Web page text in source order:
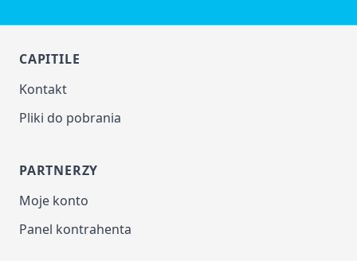
CAPITILE
Kontakt
Pliki do pobrania
PARTNERZY
Moje konto
Panel kontrahenta